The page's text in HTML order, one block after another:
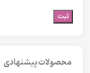
محصولات پیشنهادی